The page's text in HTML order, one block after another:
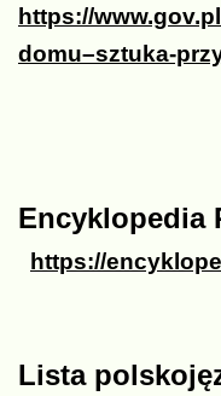
https://
domu–sztuka-
Encyklopedia
https://
Lista